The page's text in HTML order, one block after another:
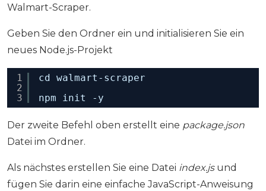
Walmart-Scraper.
Geben Sie den Ordner ein und initialisieren Sie ein
neues Node.js-Projekt
1
2
3
cd walmart-scraper
npm init -y
Der zweite Befehl oben erstellt eine package.json
Datei im Ordner.
Als nächstes erstellen Sie eine Datei index.jsund
fügen Sie darin eine einfache JavaScript-Anweisung